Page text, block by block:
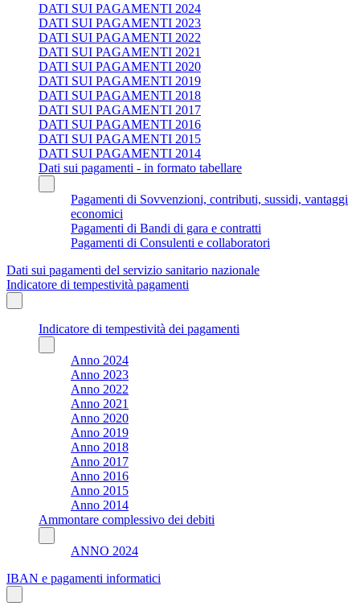
DATI SUI PAGAMENTI 2024
DATI SUI PAGAMENTI 2023
DATI SUI PAGAMENTI 2022
DATI SUI PAGAMENTI 2021
DATI SUI PAGAMENTI 2020
DATI SUI PAGAMENTI 2019
DATI SUI PAGAMENTI 2018
DATI SUI PAGAMENTI 2017
DATI SUI PAGAMENTI 2016
DATI SUI PAGAMENTI 2015
DATI SUI PAGAMENTI 2014
Dati sui pagamenti - in formato tabellare
Pagamenti di Sovvenzioni, contributi, sussidi, vantaggi
economici
Pagamenti di Bandi di gara e contratti
Pagamenti di Consulenti e collaboratori
Dati sui pagamenti del servizio sanitario nazionale
Indicatore di tempestività pagamenti
Indicatore di tempestività dei pagamenti
Anno 2024
Anno 2023
Anno 2022
Anno 2021
Anno 2020
Anno 2019
Anno 2018
Anno 2017
Anno 2016
Anno 2015
Anno 2014
Ammontare complessivo dei debiti
ANNO 2024
IBAN e pagamenti informatici